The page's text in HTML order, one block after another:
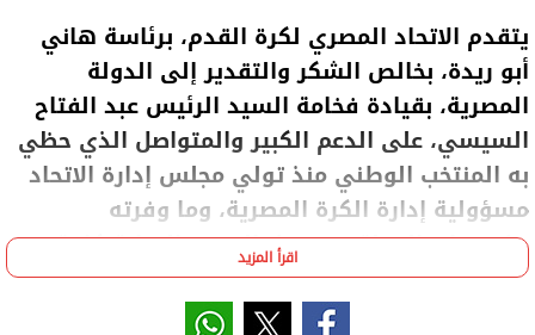
يتقدم الاتحاد المصري لكرة القدم، برئاسة هاني
أبو ريدة، بخالص الشكر والتقدير إلى الدولة
المصرية، بقيادة فخامة السيد الرئيس عبد الفتاح
السيسي، على الدعم الكبير والمتواصل الذي حظي
به المنتخب الوطني منذ تولي مجلس إدارة الاتحاد
مسؤولية إدارة الكرة المصرية، وما وفرته
مؤسسات الدولة من سبل الدعم والرعاية كافة،
إيمانًا بأهمية الرياضة ودورها في رفع اسم مصر
في مختلف المحافل الدولية.
اقرأ المزيد